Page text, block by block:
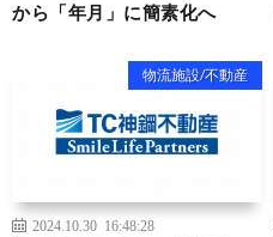
から「年月」に簡素化へ
物流施設/不動産
2024.10.30 16:48:28